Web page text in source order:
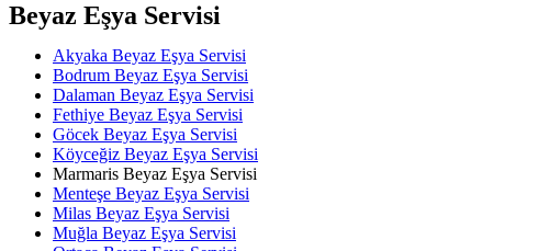
Beyaz Eşya Servisi
Akyaka Beyaz Eşya Servisi
Bodrum Beyaz Eşya Servisi
Dalaman Beyaz Eşya Servisi
Fethiye Beyaz Eşya Servisi
Göcek Beyaz Eşya Servisi
Köyceğiz Beyaz Eşya Servisi
Marmaris Beyaz Eşya Servisi
Menteşe Beyaz Eşya Servisi
Milas Beyaz Eşya Servisi
Muğla Beyaz Eşya Servisi